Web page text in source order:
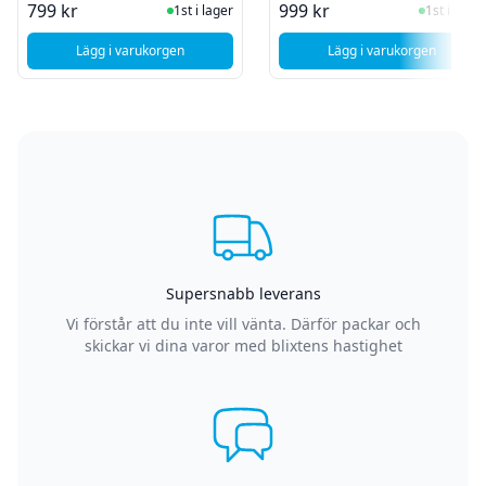
799 kr I Lager
1st i lager
Lägg i varukorgen, Samsung Galaxy A12 (SM-A125) - Byte av bakkamera
999 kr I Lager
1st i lager
Lägg i varukorgen
, Samsung
Supersnabb leverans
Vi förstår att du inte vill vänta. Därför packar och
skickar vi dina varor med blixtens hastighet